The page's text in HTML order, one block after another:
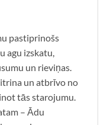
pastiprinošs
agu izskatu,
un rieviņas.
un atbrīvo no
tās starojumu.
– Ādu